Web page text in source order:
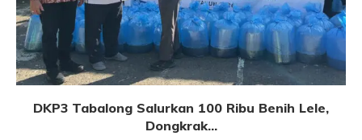
DKP3 Tabalong Salurkan 100 Ribu Benih Lele,
Dongkrak...